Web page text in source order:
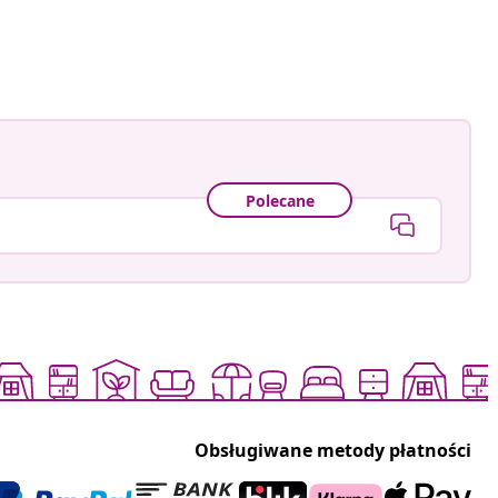
Polecane
Obsługiwane metody płatności